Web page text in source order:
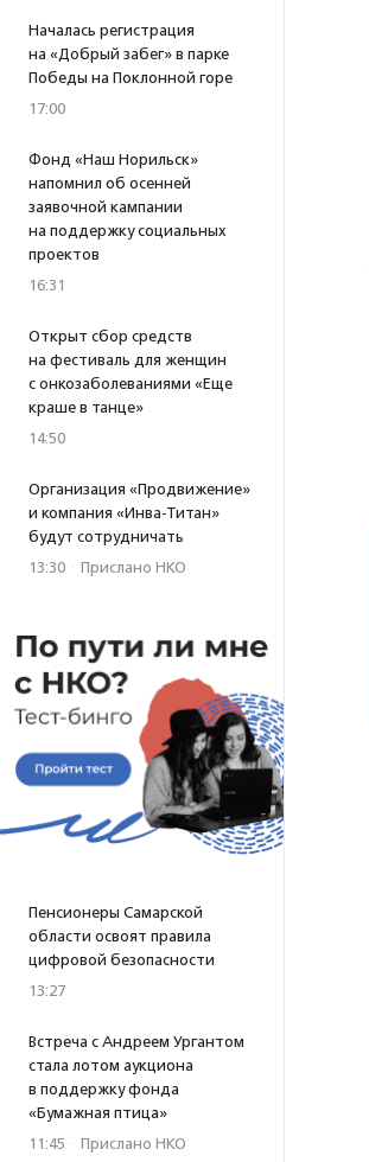
Началась регистрация
на «Добрый забег» в парке
Победы на Поклонной горе
17:00
Фонд «Наш Норильск»
напомнил об осенней
заявочной кампании
на поддержку социальных
проектов
16:31
Открыт сбор средств
на фестиваль для женщин
с онкозаболеваниями «Еще
краше в танце»
14:50
Организация «Продвижение»
и компания «Инва-Титан»
будут сотрудничать
13:30 · Прислано НКО
Пенсионеры Самарской
области освоят правила
цифровой безопасности
13:27
Встреча с Андреем Ургантом
стала лотом аукциона
в поддержку фонда
«Бумажная птица»
11:45 · Прислано НКО